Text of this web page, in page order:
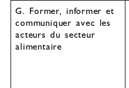
G. Former, informer et
communiquer avec les
acteurs du secteur
alimentaire